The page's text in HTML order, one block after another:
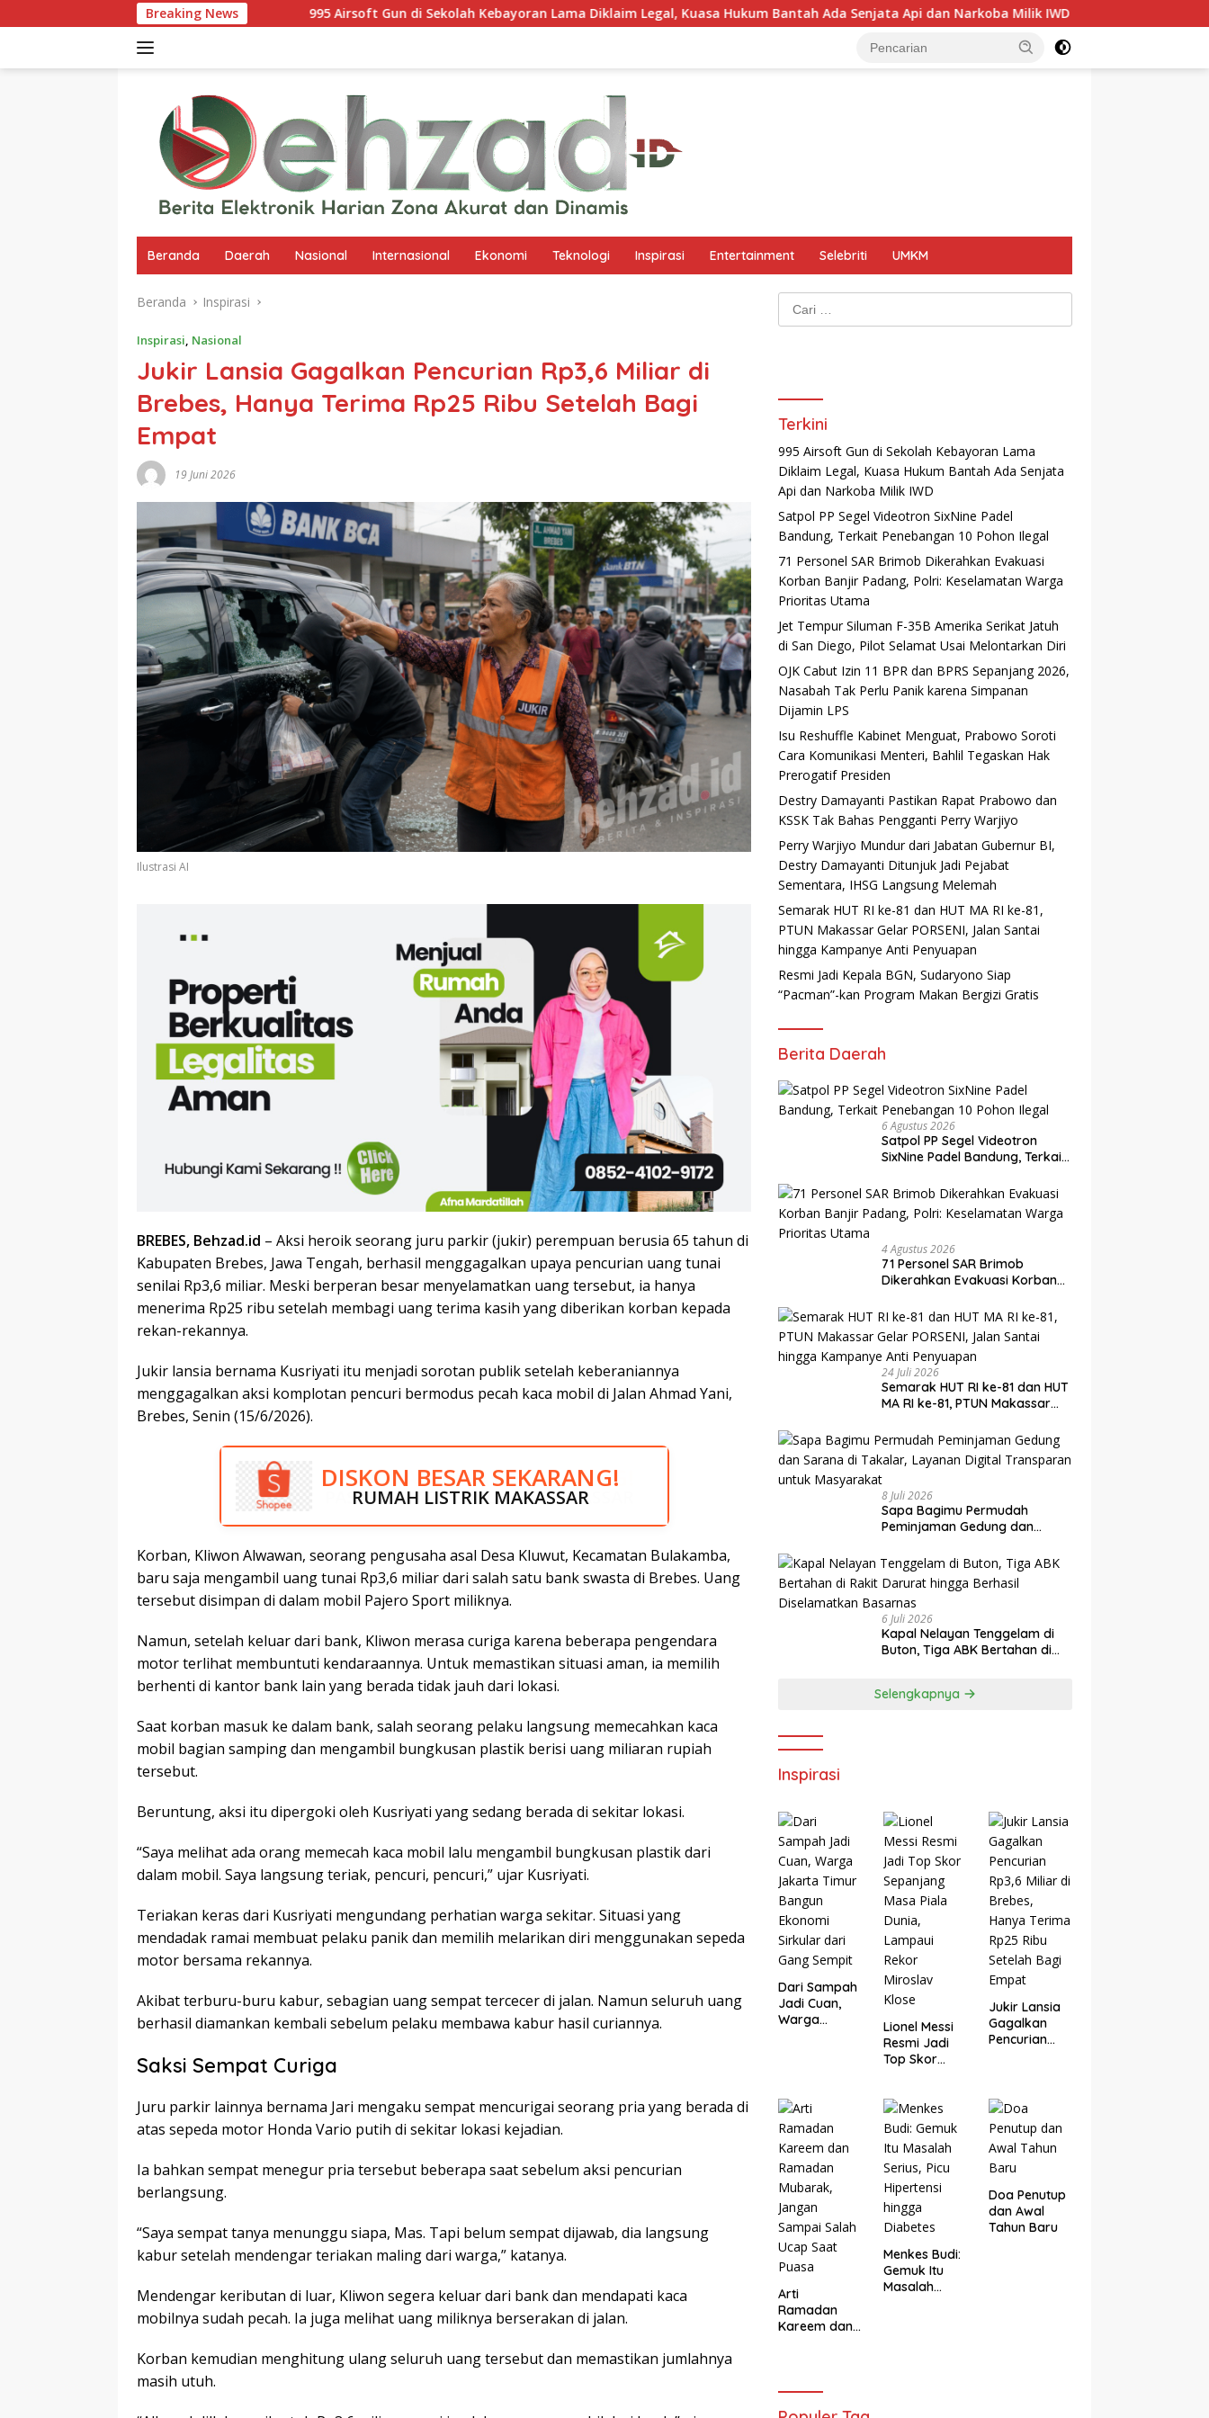
ke
Breaking News
995 Airsoft Gun di Sekolah Kebayoran Lama Diklaim Legal, Kuasa Hukum Bantah Ada Senjata Api dan Narkoba Milik IWD Satpol PP Segel Videotron SixNine
Beranda Daerah Nasional Internasional Ekonomi Teknologi Inspirasi Entertainment Selebriti UMKM
Beranda Inspirasi
Inspirasi, Nasional
Jukir Lansia Gagalkan Pencurian Rp3,6 Miliar di
Brebes, Hanya Terima Rp25 Ribu Setelah Bagi
Empat
19 Juni 2026
Ilustrasi AI
BREBES, Behzad.id – Aksi heroik seorang juru parkir (jukir) perempuan berusia 65 tahun di
Kabupaten Brebes, Jawa Tengah, berhasil menggagalkan upaya pencurian uang tunai
senilai Rp3,6 miliar. Meski berperan besar menyelamatkan uang tersebut, ia hanya
menerima Rp25 ribu setelah membagi uang terima kasih yang diberikan korban kepada
rekan-rekannya.
Jukir lansia bernama Kusriyati itu menjadi sorotan publik setelah keberaniannya
menggagalkan aksi komplotan pencuri bermodus pecah kaca mobil di Jalan Ahmad Yani,
Brebes, Senin (15/6/2026).
DISKON BESAR SEKARANG!
RUMAH LISTRIK MAKASSAR
BELANJA HEMAT SEKARANG!
PASAR BUMBU SAYURAN MAKASSAR
Korban, Kliwon Alwawan, seorang pengusaha asal Desa Kluwut, Kecamatan Bulakamba,
baru saja mengambil uang tunai Rp3,6 miliar dari salah satu bank swasta di Brebes. Uang
tersebut disimpan di dalam mobil Pajero Sport miliknya.
Namun, setelah keluar dari bank, Kliwon merasa curiga karena beberapa pengendara
motor terlihat membuntuti kendaraannya. Untuk memastikan situasi aman, ia memilih
berhenti di kantor bank lain yang berada tidak jauh dari lokasi.
Saat korban masuk ke dalam bank, salah seorang pelaku langsung memecahkan kaca
mobil bagian samping dan mengambil bungkusan plastik berisi uang miliaran rupiah
tersebut.
Beruntung, aksi itu dipergoki oleh Kusriyati yang sedang berada di sekitar lokasi.
“Saya melihat ada orang memecah kaca mobil lalu mengambil bungkusan plastik dari
dalam mobil. Saya langsung teriak, pencuri, pencuri,” ujar Kusriyati.
Teriakan keras dari Kusriyati mengundang perhatian warga sekitar. Situasi yang
mendadak ramai membuat pelaku panik dan memilih melarikan diri menggunakan sepeda
motor bersama rekannya.
Akibat terburu-buru kabur, sebagian uang sempat tercecer di jalan. Namun seluruh uang
berhasil diamankan kembali sebelum pelaku membawa kabur hasil curiannya.
Saksi Sempat Curiga
Juru parkir lainnya bernama Jari mengaku sempat mencurigai seorang pria yang berada di
atas sepeda motor Honda Vario putih di sekitar lokasi kejadian.
Ia bahkan sempat menegur pria tersebut beberapa saat sebelum aksi pencurian
berlangsung.
“Saya sempat tanya menunggu siapa, Mas. Tapi belum sempat dijawab, dia langsung
kabur setelah mendengar teriakan maling dari warga,” katanya.
Mendengar keributan di luar, Kliwon segera keluar dari bank dan mendapati kaca
mobilnya sudah pecah. Ia juga melihat uang miliknya berserakan di jalan.
Korban kemudian menghitung ulang seluruh uang tersebut dan memastikan jumlahnya
masih utuh.
Terkini
995 Airsoft Gun di Sekolah Kebayoran Lama
Diklaim Legal, Kuasa Hukum Bantah Ada Senjata
Api dan Narkoba Milik IWD
Satpol PP Segel Videotron SixNine Padel
Bandung, Terkait Penebangan 10 Pohon Ilegal
71 Personel SAR Brimob Dikerahkan Evakuasi
Korban Banjir Padang, Polri: Keselamatan Warga
Prioritas Utama
Jet Tempur Siluman F-35B Amerika Serikat Jatuh
di San Diego, Pilot Selamat Usai Melontarkan Diri
OJK Cabut Izin 11 BPR dan BPRS Sepanjang 2026,
Nasabah Tak Perlu Panik karena Simpanan
Dijamin LPS
Isu Reshuffle Kabinet Menguat, Prabowo Soroti
Cara Komunikasi Menteri, Bahlil Tegaskan Hak
Prerogatif Presiden
Destry Damayanti Pastikan Rapat Prabowo dan
KSSK Tak Bahas Pengganti Perry Warjiyo
Perry Warjiyo Mundur dari Jabatan Gubernur BI,
Destry Damayanti Ditunjuk Jadi Pejabat
Sementara, IHSG Langsung Melemah
Semarak HUT RI ke-81 dan HUT MA RI ke-81,
PTUN Makassar Gelar PORSENI, Jalan Santai
hingga Kampanye Anti Penyuapan
Resmi Jadi Kepala BGN, Sudaryono Siap
“Pacman”-kan Program Makan Bergizi Gratis
Berita Daerah
6 Agustus 2026
Satpol PP Segel Videotron
SixNine Padel Bandung, Terkait
4 Agustus 2026
71 Personel SAR Brimob
Dikerahkan Evakuasi Korban
Keselamatan Warga Prioritas
Utama
24 Juli 2026
Semarak HUT RI ke-81 dan HUT
MA RI ke-81, PTUN Makassar
hingga Kampanye Anti
Penyuapan
8 Juli 2026
Sapa Bagimu Permudah
Peminjaman Gedung dan
Digital Transparan untuk
Masyarakat
6 Juli 2026
Kapal Nelayan Tenggelam di
Buton, Tiga ABK Bertahan di
Selengkapnya
Inspirasi
Dari Sampah
Jadi Cuan,
Warga
Sirkular dari
Gang Sempit
Lionel Messi
Resmi Jadi
Top Skor
Dunia,
Lampaui
Rekor
Miroslav
Klose
Jukir Lansia
Gagalkan
Pencurian
Terima Rp25
Ribu Setelah
Bagi Empat
Arti
Ramadan
Kareem dan
Sampai Salah
Ucap Saat
Menkes Budi:
Gemuk Itu
Masalah
Doa Penutup
dan Awal
Tahun Baru